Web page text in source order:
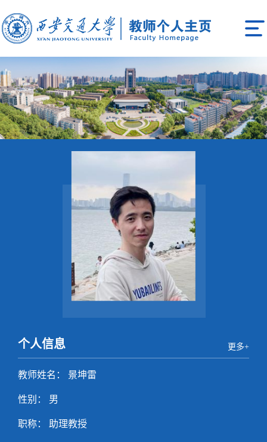
个人信息 更多+
教师姓名： 景坤雷
性别： 男
职称： 助理教授